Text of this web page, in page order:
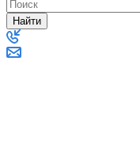
Найти